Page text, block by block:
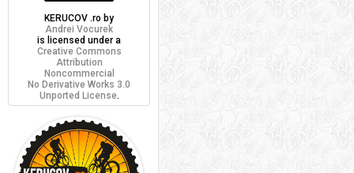
KERUCOV .ro by
Andrei Vocurek
is licensed under a
Creative Commons
Attribution
Noncommercial
No Derivative Works 3.0
Unported License.